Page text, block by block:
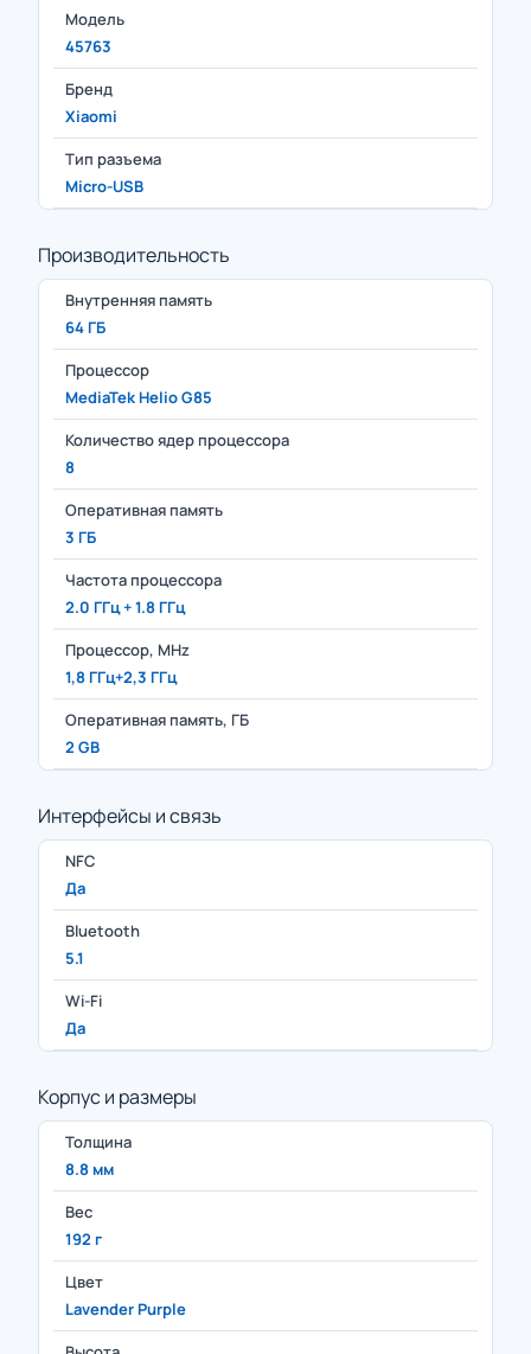
Модель
45763
Бренд
Xiaomi
Тип разъема
Micro-USB
Производительность
Внутренняя память
64 ГБ
Процессор
MediaTek Helio G85
Количество ядер процессора
8
Оперативная память
3 ГБ
Частота процессора
2.0 ГГц + 1.8 ГГц
Процессор, MHz
1,8 ГГц+2,3 ГГц
Оперативная память, ГБ
2 GB
Интерфейсы и связь
NFC
Да
Bluetooth
5.1
Wi-Fi
Да
Корпус и размеры
Толщина
8.8 мм
Вес
192 г
Цвет
Lavender Purple